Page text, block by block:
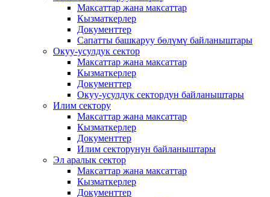
Максаттар жана максаттар
Кызматкерлер
Документтер
Сапатты башкаруу бөлүмү байланыштары
Окуу-усулдук сектор
Максаттар жана максаттар
Кызматкерлер
Документтер
Окуу-усулдук сектордун байланыштары
Илим сектору
Максаттар жана максаттар
Кызматкерлер
Документтер
Илим секторунун байланыштары
Эл аралык сектор
Максаттар жана максаттар
Кызматкерлер
Документтер